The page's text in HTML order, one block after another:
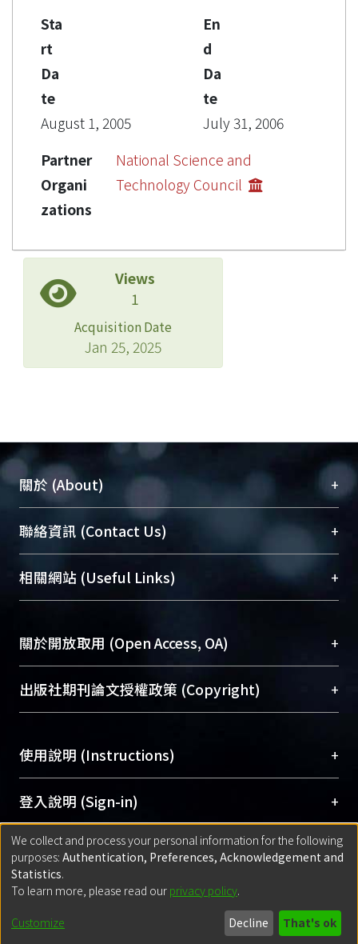
Sta
rt
Da
te
August 1, 2005
En
d
Da
te
July 31, 2006
Partner
Organi
zations
National Science and
Technology Council
Views
1
Acquisition Date
Jan 25, 2025
關於 (About) +
臺大位居世界頂尖大學之列，為永久珍藏及向國際
展現本校豐碩的研究成果及學術能量，圖書館整合
機構典藏（NTUR）與學術庫（AH）不同功能平
台，成為臺大學術典藏NTU scholars。期能整合研
成果。
To permanently archive and promote researcher
profiles and scholarly works, Library integrates the
services of “NTU Repository” with “Academic
聯絡資訊 (Contact Us) +
總館學科館員(Main Library)
醫學圖書館學科館員(Medical Library)
Sciences Library)
相關網站 (Useful Links) +
關於開放取用 (Open Access, OA) +
開放取用是從使用者角度提升資訊取用性的社會運
動，應用在學術研究上是透過將研究著作公開供使
用逐年攀升。同時可加速研究發展、提升研究影響
Archive）平台。 （點選深入了解OA）
出版社期刊論文授權政策 (Copyright) +
含部分內容的版權非匯入者所有，或由第三方贊
助與合作完成，請確認該版權所有者及第三方同
意提供此授權。
Please represent that the submission is your
original work, and that you have the right to
grant the rights to upload.
若欲上傳已出版的全文電子檔，可使用
policy finder
網站查詢，以確認出版單位之版權
政策。
使用說明 (Instructions) +
網站簡介(Quickstart Guide)
使用手冊(Instruction Manual)
線上預約服務(Booking Service)
登入說明 (Sign-in) +
方案一：臺灣大學計算機中心帳號登入
(With C&INC Email Account)
方案二：ORCID帳號登入(With ORCID)
匯入著作 (Submission) +
方案一：定期更新ORCID者，以ID匯入
for identifier (ORCID))
方案二：
(Default mode Submission)
Built withDSpace-CRIS software
- Extension maintained and optimized
We collect and process your personal information for the following
purposes: Authentication, Preferences, Acknowledgement and
Statistics.
To learn more, please read our privacy policy.
Customize Decline That's ok